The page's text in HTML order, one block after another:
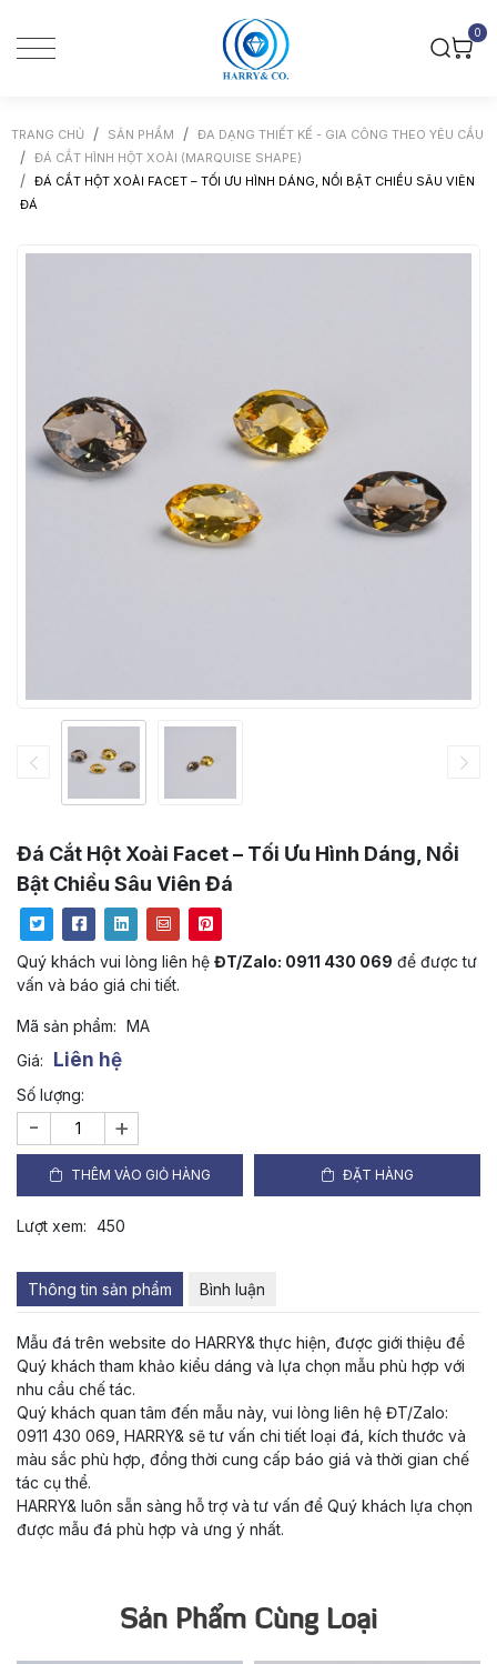
0
TRANG CHỦ SẢN PHẨM
ĐA DẠNG THIẾT KẾ - GIA CÔNG THEO YÊU CẦU
ĐÁ CẮT HÌNH HỘT XOÀI (MARQUISE SHAPE)
ĐÁ CẮT HỘT XOÀI FACET – TỐI ƯU HÌNH DÁNG, NỔI BẬT CHIỀU SÂU VIÊN
ĐÁ
Đá Cắt Hột Xoài Facet – Tối Ưu Hình Dáng, Nổi
Bật Chiều Sâu Viên Đá
Quý khách vui lòng liên hệ ĐT/Zalo: 0911 430 069 để được tư
vấn và báo giá chi tiết.
Mã sản phẩm: MA
Giá:
Liên hệ
Số lượng:
- +
THÊM VÀO GIỎ HÀNG ĐẶT HÀNG
Lượt xem: 450
Thông tin sản phẩm Bình luận
Mẫu đá trên website do HARRY& thực hiện, được giới thiệu để
Quý khách tham khảo kiểu dáng và lựa chọn mẫu phù hợp với
nhu cầu chế tác.
Quý khách quan tâm đến mẫu này, vui lòng liên hệ ĐT/Zalo:
0911 430 069, HARRY& sẽ tư vấn chi tiết loại đá, kích thước và
màu sắc phù hợp, đồng thời cung cấp báo giá và thời gian chế
tác cụ thể.
HARRY& luôn sẵn sàng hỗ trợ và tư vấn để Quý khách lựa chọn
được mẫu đá phù hợp và ưng ý nhất.
Sản Phẩm Cùng Loại